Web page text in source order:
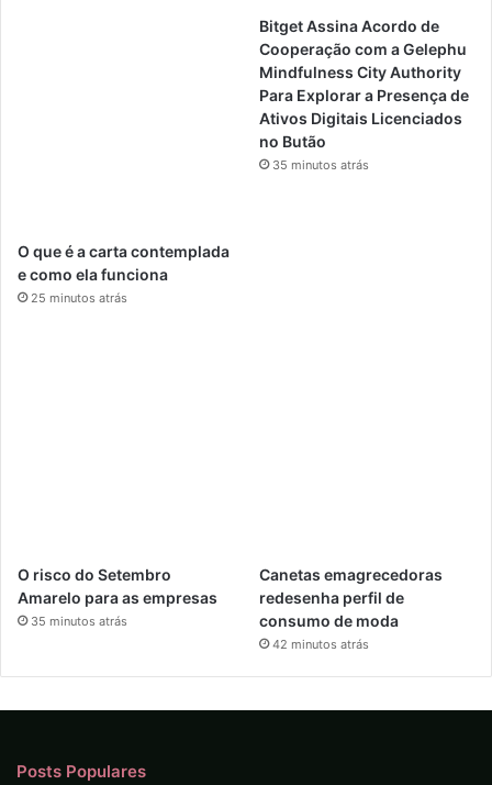
O que é a carta contemplada
e como ela funciona
25 minutos atrás
Bitget Assina Acordo de
Cooperação com a Gelephu
Mindfulness City Authority
Para Explorar a Presença de
Ativos Digitais Licenciados
no Butão
35 minutos atrás
O risco do Setembro
Amarelo para as empresas
35 minutos atrás
Canetas emagrecedoras
redesenha perfil de
consumo de moda
42 minutos atrás
Posts Populares